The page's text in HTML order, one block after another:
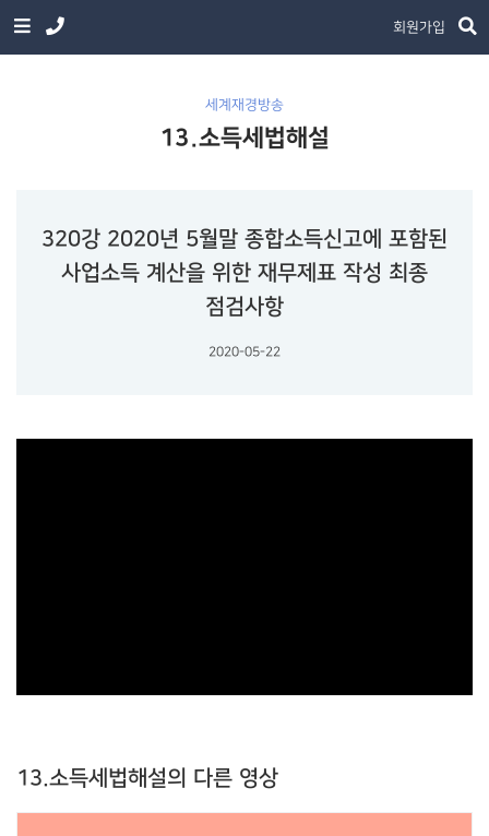
회원가입
세계재경방송
13.소득세법해설
320강 2020년 5월말 종합소득신고에 포함된
사업소득 계산을 위한 재무제표 작성 최종
점검사항
2020-05-22
13.소득세법해설의 다른 영상